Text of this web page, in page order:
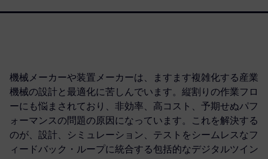
機械メーカーや装置メーカーは、ますます複雑化する産業
機械の設計と最適化に苦しんでいます。縦割りの作業フロ
ーにも悩まされており、非効率、高コスト、予期せぬパフ
ォーマンスの問題の原因になっています。これを解決する
のが、設計、シミュレーション、テストをシームレスなフ
ィードバック・ループに統合する包括的なデジタルツイン